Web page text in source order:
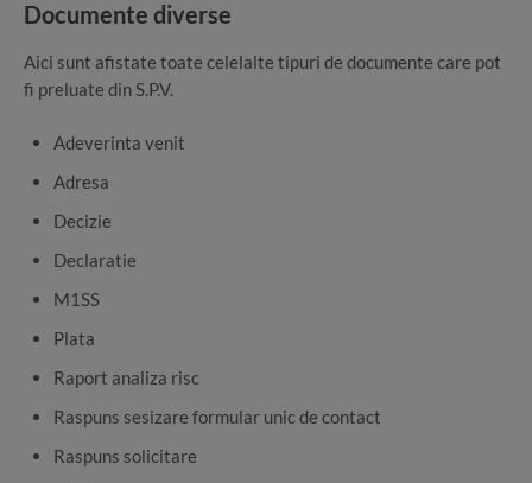
Documente diverse
Aici sunt afistate toate celelalte tipuri de documente care pot
fi preluate din S.P.V.
Adeverinta venit
Adresa
Decizie
Declaratie
M1SS
Plata
Raport analiza risc
Raspuns sesizare formular unic de contact
Raspuns solicitare